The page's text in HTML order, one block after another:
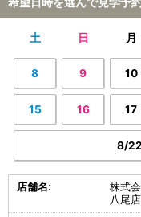
土 日 月
8 9 10
15 16 17
8/
店舗名:
株式
八尾店